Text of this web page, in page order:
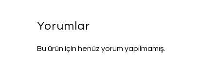
Yorumlar
Bu ürün için henüz yorum yapılmamış.